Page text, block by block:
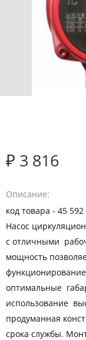
₽ 3 816
Описание
код товара - 45 592
Насос
с отличными
мощность
оптимальные
использование
продуманная
срока службы.